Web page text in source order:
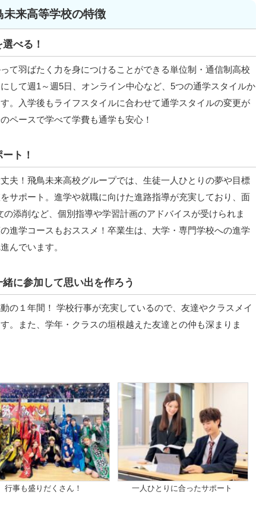
未来高等学校の特徴
べる！
て羽ばたく力を身につけることができる単位制・通信制高校
して週1～週5日、オンライン中心など、5つの通学スタイルか
。入学後もライフスタイルに合わせて通学スタイルの変更が
ペースで学べて学費も通学も安心！
ト！
夫！飛鳥未来高校グループでは、生徒一人ひとりの夢や目標
サポート。進学や就職に向けた進路指導が充実しており、面
添削など、個別指導や学習計画のアドバイスが受けられま
進学コースもおススメ！卒業生は、大学・専門学校への進学
んでいます。
に参加して思い出を作ろう
の１年間！ 学校行事が充実しているので、友達やクラスメイ
。また、学年・クラスの垣根越えた友達との仲も深まりま
行事も盛りだくさん！ 一人ひとりに合ったサポート